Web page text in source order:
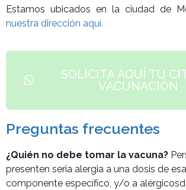
Estamos ubicados en la ciudad de
nuestra dirección aquí.
SOLICITA AQUÍ TU
VACUNACIÓN
Preguntas frecuentes
¿Quién no debe tomar la vacuna?
presenten seria alergia a una dosis de
componente específico, y/o a